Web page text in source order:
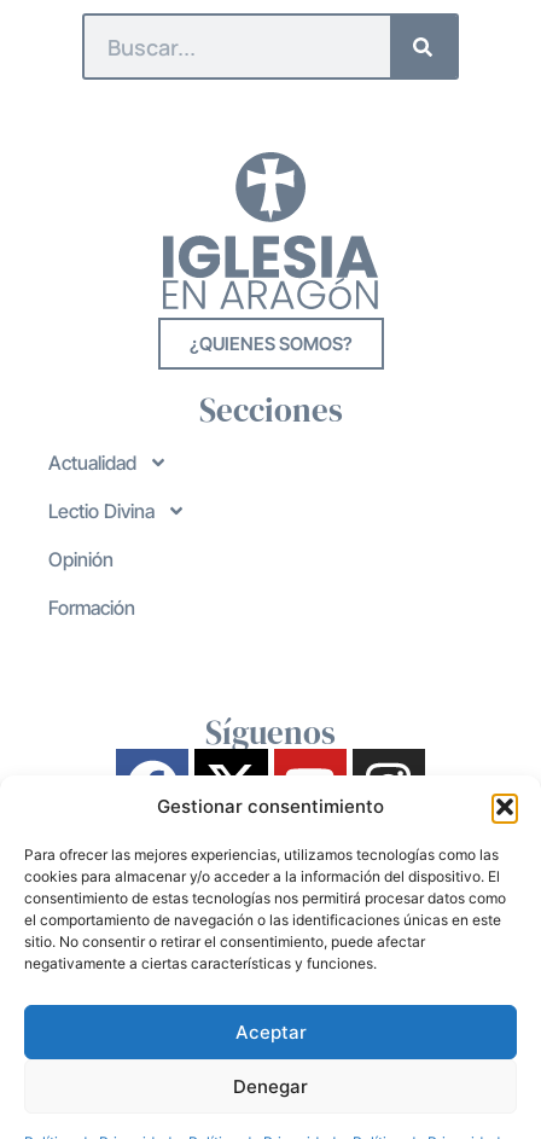
Gestionar consentimiento
Para ofrecer las mejores experiencias, utilizamos tecnologías como las
cookies para almacenar y/o acceder a la información del dispositivo. El
consentimiento de estas tecnologías nos permitirá procesar datos como
el comportamiento de navegación o las identificaciones únicas en este
sitio. No consentir o retirar el consentimiento, puede afectar
negativamente a ciertas características y funciones.
Aceptar
Denegar
¿QUIENES SOMOS?
Secciones
Actualidad
Lectio Divina
Opinión
Formación
Síguenos